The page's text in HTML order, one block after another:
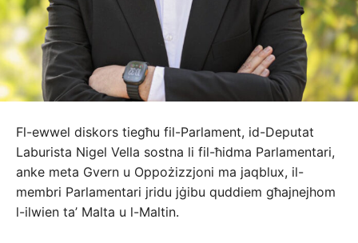
Fl-ewwel diskors tiegħu fil-Parlament, id-Deputat
Laburista Nigel Vella sostna li fil-ħidma Parlamentari,
anke meta Gvern u Oppożizzjoni ma jaqblux, il-
membri Parlamentari jridu jġibu quddiem għajnejhom
l-ilwien ta’ Malta u l-Maltin.